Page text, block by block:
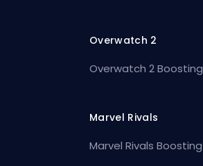
Overwatch 2
Overwatch 2 Boosting
Marvel Rivals
Marvel Rivals Boosting